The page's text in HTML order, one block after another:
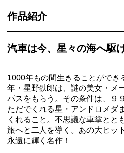
作品紹介
汽車は今、星々の海へ駆
1000年もの間生きることができ
年・星野鉄郎は、謎の美女・メ
パスをもらう。その条件は、９
ただでくれる星・アンドロメダ
くれること。不思議な車掌とと
旅へと二人を導く。あの大ヒッ
永遠に輝く名作！